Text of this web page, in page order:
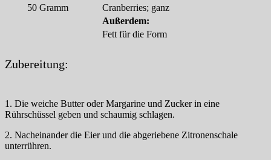
50 Gramm
Cranberries; ganz
Außerdem:
Fett für die Form
Zubereitung:
1. Die weiche Butter oder Margarine und Zucker in eine
Rührschüssel geben und schaumig schlagen.
2. Nacheinander die Eier und die abgeriebene Zitronenschale
unterrühren.